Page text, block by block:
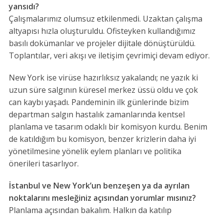
yansıdı?
Çalışmalarımız olumsuz etkilenmedi. Uzaktan çalışma
altyapısı hızla oluşturuldu. Ofisteyken kullandığımız
basılı dokümanlar ve projeler dijitale dönüştürüldü.
Toplantılar, veri akışı ve iletişim çevrimiçi devam ediyor.
New York ise virüse hazırlıksız yakalandı; ne yazık ki
uzun süre salgının küresel merkez üssü oldu ve çok
can kaybı yaşadı. Pandeminin ilk günlerinde bizim
departman salgın hastalık zamanlarında kentsel
planlama ve tasarım odaklı bir komisyon kurdu. Benim
de katıldığım bu komisyon, benzer krizlerin daha iyi
yönetilmesine yönelik eylem planları ve politika
önerileri tasarlıyor.
İstanbul ve New York’un benzeşen ya da ayrılan
noktalarını mesleğiniz açısından yorumlar mısınız?
Planlama açısından bakalım. Halkın da katılıp